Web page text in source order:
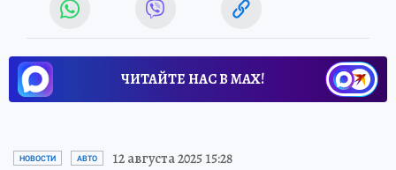
ЧИТАЙТЕ НАС В МАХ!
НОВОСТИ АВТО 12 августа 2025 15:28